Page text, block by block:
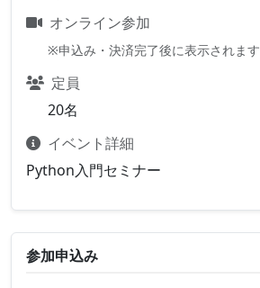
オンライン参加
※申込み・決済完了後に表示されます
定員
20名
イベント詳細
Python入門セミナー
参加申込み